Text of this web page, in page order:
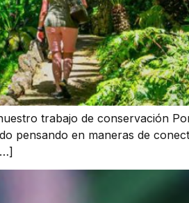
trabajo de conservación
pensando en maneras de